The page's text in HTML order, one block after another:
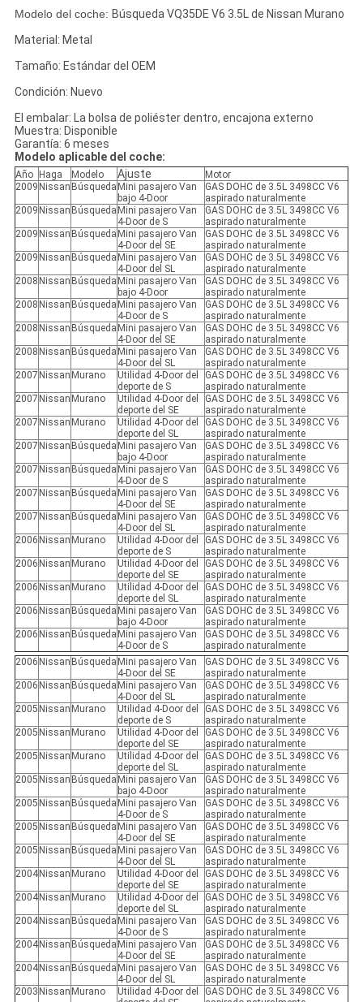
Modelo del coche: Búsqueda VQ35DE V6 3.5L de Nissan Murano
Material: Metal
Tamaño: Estándar del OEM
Condición: Nuevo
El embalar: La bolsa de poliéster dentro, encajona externo
Muestra: Disponible
Garantía: 6 meses
Modelo aplicable del coche:
Año Haga Modelo Ajuste
Motor
2009 Nissan Búsqueda Mini pasajero Van
bajo 4-Door
GAS DOHC de 3.5L 3498CC V6
aspirado naturalmente
2009 Nissan Búsqueda Mini pasajero Van
4-Door de S
GAS DOHC de 3.5L 3498CC V6
aspirado naturalmente
2009 Nissan Búsqueda Mini pasajero Van
4-Door del SE
GAS DOHC de 3.5L 3498CC V6
aspirado naturalmente
2009 Nissan Búsqueda Mini pasajero Van
4-Door del SL
GAS DOHC de 3.5L 3498CC V6
aspirado naturalmente
2008 Nissan Búsqueda Mini pasajero Van
bajo 4-Door
GAS DOHC de 3.5L 3498CC V6
aspirado naturalmente
2008 Nissan Búsqueda Mini pasajero Van
4-Door de S
GAS DOHC de 3.5L 3498CC V6
aspirado naturalmente
2008 Nissan Búsqueda Mini pasajero Van
4-Door del SE
GAS DOHC de 3.5L 3498CC V6
aspirado naturalmente
2008 Nissan Búsqueda Mini pasajero Van
4-Door del SL
GAS DOHC de 3.5L 3498CC V6
aspirado naturalmente
2007 Nissan Murano
Utilidad 4-Door del
deporte de S
GAS DOHC de 3.5L 3498CC V6
aspirado naturalmente
2007 Nissan Murano
Utilidad 4-Door del
deporte del SE
GAS DOHC de 3.5L 3498CC V6
aspirado naturalmente
2007 Nissan Murano
Utilidad 4-Door del
deporte del SL
GAS DOHC de 3.5L 3498CC V6
aspirado naturalmente
2007 Nissan Búsqueda Mini pasajero Van
bajo 4-Door
GAS DOHC de 3.5L 3498CC V6
aspirado naturalmente
2007 Nissan Búsqueda Mini pasajero Van
4-Door de S
GAS DOHC de 3.5L 3498CC V6
aspirado naturalmente
2007 Nissan Búsqueda Mini pasajero Van
4-Door del SE
GAS DOHC de 3.5L 3498CC V6
aspirado naturalmente
2007 Nissan Búsqueda Mini pasajero Van
4-Door del SL
GAS DOHC de 3.5L 3498CC V6
aspirado naturalmente
2006 Nissan Murano
Utilidad 4-Door del
deporte de S
GAS DOHC de 3.5L 3498CC V6
aspirado naturalmente
2006 Nissan Murano
Utilidad 4-Door del
deporte del SE
GAS DOHC de 3.5L 3498CC V6
aspirado naturalmente
2006 Nissan Murano
Utilidad 4-Door del
deporte del SL
GAS DOHC de 3.5L 3498CC V6
aspirado naturalmente
2006 Nissan Búsqueda Mini pasajero Van
bajo 4-Door
GAS DOHC de 3.5L 3498CC V6
aspirado naturalmente
2006 Nissan Búsqueda Mini pasajero Van
4-Door de S
GAS DOHC de 3.5L 3498CC V6
aspirado naturalmente
2006 Nissan Búsqueda Mini pasajero Van
4-Door del SE
GAS DOHC de 3.5L 3498CC V6
aspirado naturalmente
2006 Nissan Búsqueda Mini pasajero Van
4-Door del SL
GAS DOHC de 3.5L 3498CC V6
aspirado naturalmente
2005 Nissan Murano
Utilidad 4-Door del
deporte de S
GAS DOHC de 3.5L 3498CC V6
aspirado naturalmente
2005 Nissan Murano
Utilidad 4-Door del
deporte del SE
GAS DOHC de 3.5L 3498CC V6
aspirado naturalmente
2005 Nissan Murano
Utilidad 4-Door del
deporte del SL
GAS DOHC de 3.5L 3498CC V6
aspirado naturalmente
2005 Nissan Búsqueda Mini pasajero Van
bajo 4-Door
GAS DOHC de 3.5L 3498CC V6
aspirado naturalmente
2005 Nissan Búsqueda Mini pasajero Van
4-Door de S
GAS DOHC de 3.5L 3498CC V6
aspirado naturalmente
2005 Nissan Búsqueda Mini pasajero Van
4-Door del SE
GAS DOHC de 3.5L 3498CC V6
aspirado naturalmente
2005 Nissan Búsqueda Mini pasajero Van
4-Door del SL
GAS DOHC de 3.5L 3498CC V6
aspirado naturalmente
2004 Nissan Murano
Utilidad 4-Door del
deporte del SE
GAS DOHC de 3.5L 3498CC V6
aspirado naturalmente
2004 Nissan Murano
Utilidad 4-Door del
deporte del SL
GAS DOHC de 3.5L 3498CC V6
aspirado naturalmente
2004 Nissan Búsqueda Mini pasajero Van
4-Door de S
GAS DOHC de 3.5L 3498CC V6
aspirado naturalmente
2004 Nissan Búsqueda Mini pasajero Van
4-Door del SE
GAS DOHC de 3.5L 3498CC V6
aspirado naturalmente
2004 Nissan Búsqueda Mini pasajero Van
4-Door del SL
GAS DOHC de 3.5L 3498CC V6
aspirado naturalmente
2003 Nissan Murano
Utilidad 4-Door del
GAS DOHC de 3.5L 3498CC V6